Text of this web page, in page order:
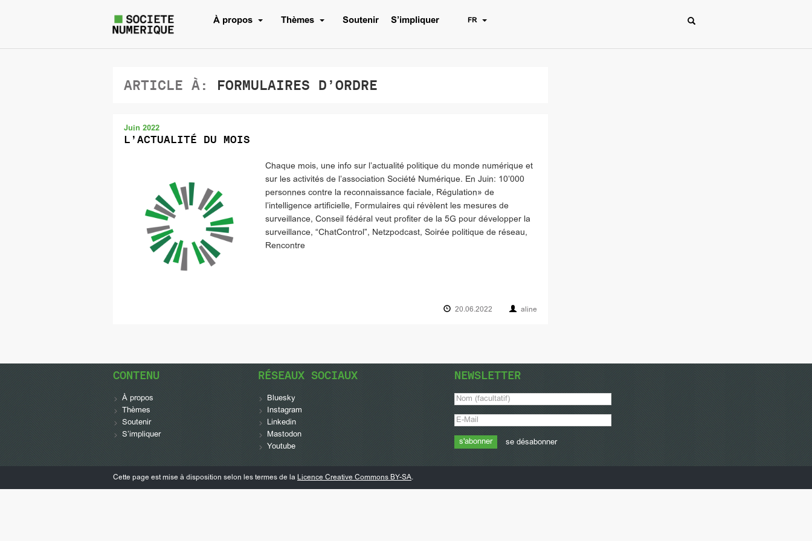
À propos Thèmes Soutenir S’impliquer FR
ARTICLE À: FORMULAIRES D’ORDRE
Juin 2022
L’ACTUALITÉ DU MOIS
Chaque mois, une info sur l’actualité politique du monde numérique et
sur les activités de l’association Société Numérique. En Juin: 10’000
personnes contre la reconnaissance faciale, Régulation» de
l’intelligence artificielle, Formulaires qui révèlent les mesures de
surveillance, Conseil fédéral veut profiter de la 5G pour développer la
surveillance, “ChatControl”, Netzpodcast, Soirée politique de réseau,
Rencontre
20.06.2022 aline
CONTENU
À propos
Thèmes
Soutenir
S’impliquer
RÉSEAUX SOCIAUX
Bluesky
Instagram
Linkedin
Mastodon
Youtube
NEWSLETTER
se désabonner
Cette page est mise à disposition selon les termes de la Licence Creative Commons BY-SA.